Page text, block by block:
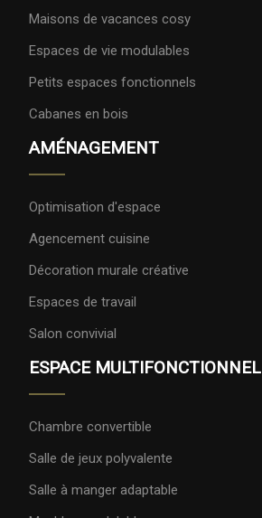
Maisons de vacances cosy
Espaces de vie modulables
Petits espaces fonctionnels
Cabanes en bois
AMÉNAGEMENT
Optimisation d'espace
Agencement cuisine
Décoration murale créative
Espaces de travail
Salon convivial
ESPACE MULTIFONCTIONNEL
Chambre convertible
Salle de jeux polyvalente
Salle à manger adaptable